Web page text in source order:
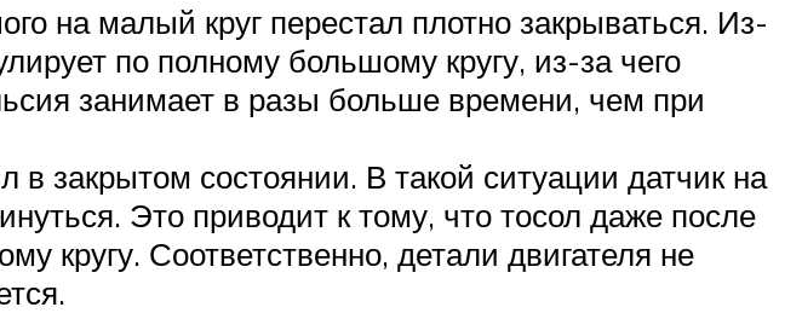
на малый круг перестал плотно закрываться. Из-
по полному большому кругу, из-за чего
занимает в разы больше времени, чем при
закрытом состоянии. В такой ситуации датчик на
Это приводит к тому, что тосол даже после
кругу. Соответственно, детали двигателя не